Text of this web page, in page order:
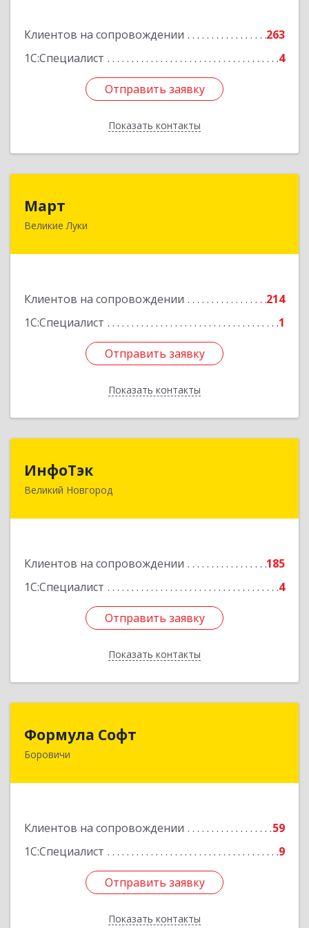
Клиентов на сопровождении
263
1С:Специалист
4
Отправить заявку
Показать контакты
Подробнее
Отправить заявку
Назад
Март
Великие Луки
Клиентов на сопровождении
214
1С:Специалист
1
Отправить заявку
Показать контакты
182113, Псковская обл, Великие Луки г,
Отправить заявку
Назад
ИнфоТэк
Великий Новгород
Клиентов на сопровождении
185
1С:Специалист
4
Отправить заявку
Показать контакты
173003, Новгородская обл, Великий Новгород
Отправить заявку
Назад
Формула Софт
Боровичи
Клиентов на сопровождении
59
1С:Специалист
9
Отправить заявку
Показать контакты
174411, Новгородская обл, Боровичский р-н,
Отправить заявку
Назад